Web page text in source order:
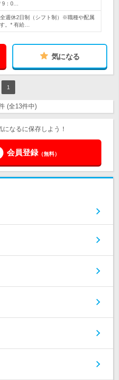
9：0…
週休2日制（シフト制）※職種や配属
。* 有給…
気になる
1
(全13件中)
なるに保存しよう！
会員登録（無料）